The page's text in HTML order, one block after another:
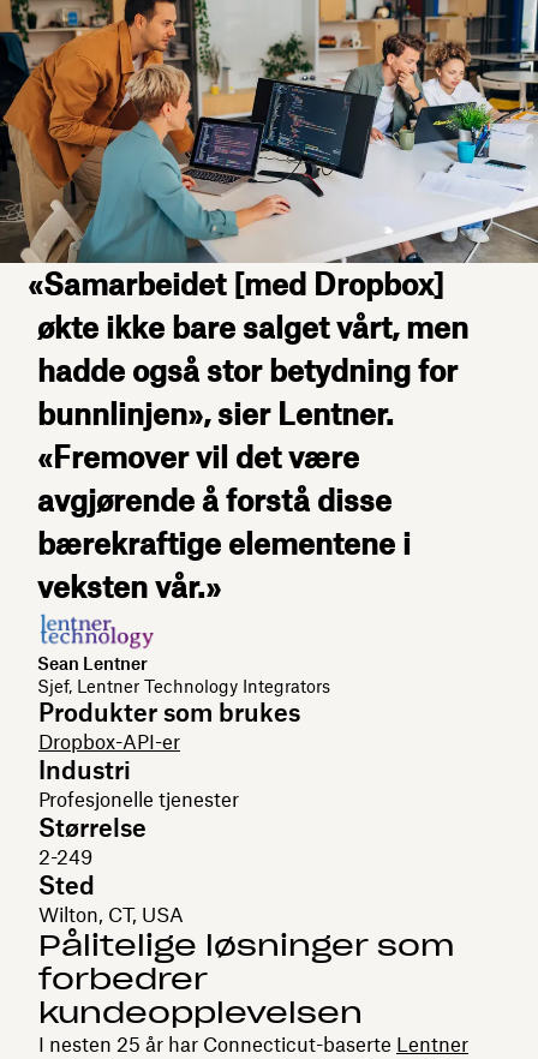
«Samarbeidet [med Dropbox]
økte ikke bare salget vårt, men
hadde også stor betydning for
bunnlinjen», sier Lentner.
«Fremover vil det være
avgjørende å forstå disse
bærekraftige elementene i
veksten vår.»
Sean Lentner
Sjef, Lentner Technology Integrators
Produkter som brukes
Dropbox-API-er
Industri
Profesjonelle tjenester
Størrelse
2-249
Sted
Wilton, CT, USA
Pålitelige løsninger som
forbedrer
kundeopplevelsen
I nesten 25 år har Connecticut-baserte Lentner